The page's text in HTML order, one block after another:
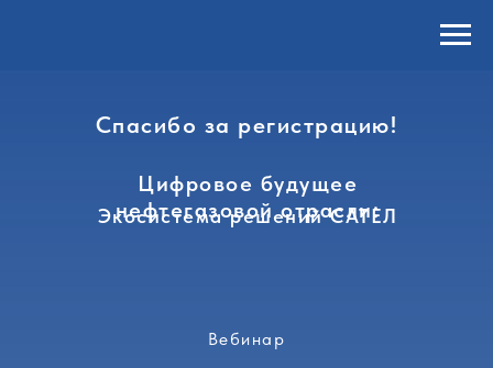
Спасибо за регистрацию!
Экосистема решений САТЕЛ
Цифровое будущее
нефтегазовой отрасли:
Вебинар